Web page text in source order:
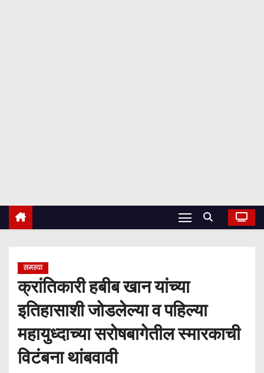
समस्या
क्रांतिकारी हबीब खान यांच्या
इतिहासाशी जोडलेल्या व पहिल्या
महायुध्दाच्या सरोषबागेतील स्मारकाची
विटंबना थांबवावी